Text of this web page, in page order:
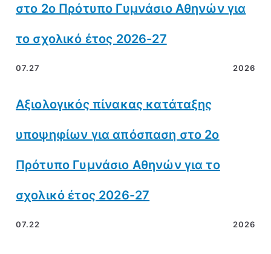
στο 2ο Πρότυπο Γυμνάσιο Αθηνών για
το σχολικό έτος 2026-27
07.27 2026
Αξιολογικός πίνακας κατάταξης
υποψηφίων για απόσπαση στο 2ο
Πρότυπο Γυμνάσιο Αθηνών για το
σχολικό έτος 2026-27
07.22 2026